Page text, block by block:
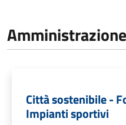
Città sostenibile -
Impianti sportivi